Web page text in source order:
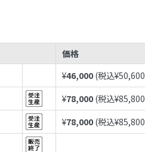
価格
¥46,000 (税込¥50,600
¥78,000 (税込¥85,800
¥78,000 (税込¥85,800